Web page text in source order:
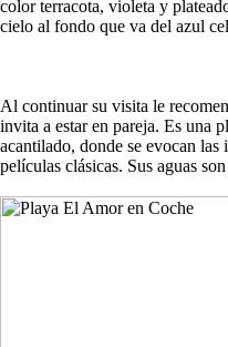
color terracota, violeta y
cielo al fondo que va del azul
Al continuar su visita le
invita a estar en pareja. Es una
acantilado, donde se evocan las
películas clásicas. Sus aguas